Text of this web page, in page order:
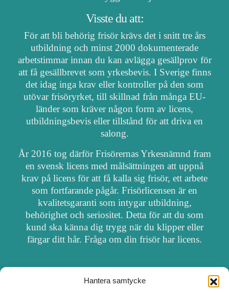
Hantera samtycke
Visste du att:
För att bli behörig frisör krävs det i snitt tre års
utbildning och minst 2000 dokumenterade
arbetstimmar innan du kan avlägga gesällprov för
att få gesällbrevet som yrkesbevis. I Sverige finns
det idag inga krav eller kontroller på den som
utövar frisöryrket, till skillnad från många EU-
länder som kräver någon form av licens,
utbildningsbevis eller tillstånd för att driva en
salong.
År 2016 tog därför Frisörernas Yrkesnämnd fram
en svensk licens med målsättningen att uppnå
krav på licens för att få kalla sig frisör, ett arbete
som fortfarande pågår. Frisörlicensen är en
kvalitetsgaranti som intygar utbildning,
behörighet och seriositet. Detta för att du som
kund ska känna dig trygg när du klipper eller
färgar ditt hår. Fråga om din frisör har licens.
OM FRISÖRSÖK